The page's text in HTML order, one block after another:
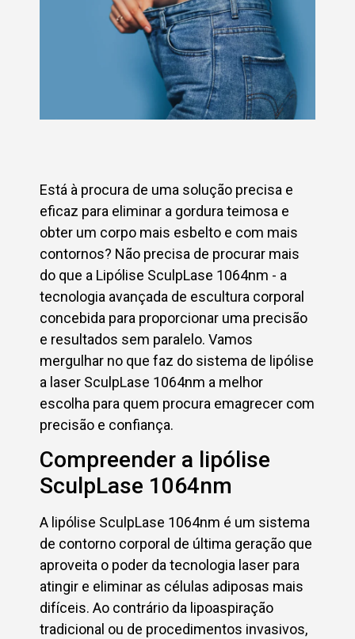
Está à procura de uma solução precisa e
eficaz para eliminar a gordura teimosa e
obter um corpo mais esbelto e com mais
contornos? Não precisa de procurar mais
do que a Lipólise SculpLase 1064nm - a
tecnologia avançada de escultura corporal
concebida para proporcionar uma precisão
e resultados sem paralelo. Vamos
mergulhar no que faz do sistema de lipólise
a laser SculpLase 1064nm a melhor
escolha para quem procura emagrecer com
precisão e confiança.
Compreender a lipólise
SculpLase 1064nm
A lipólise SculpLase 1064nm é um sistema
de contorno corporal de última geração que
aproveita o poder da tecnologia laser para
atingir e eliminar as células adiposas mais
difíceis. Ao contrário da lipoaspiração
tradicional ou de procedimentos invasivos,